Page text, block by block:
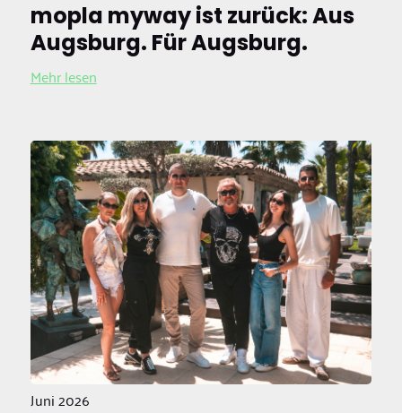
mopla myway ist zurück: Aus
Augsburg. Für Augsburg.
Mehr lesen
Juni 2026